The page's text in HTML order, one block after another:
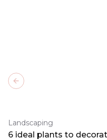
Landscaping
6 ideal plants to
Previous slide